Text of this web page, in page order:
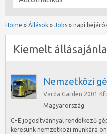
Home » Állások » Jobs » napi
Kiemelt
Nemzetközi
Varda Garden 2001
Magyarország
C+E jogosítvánnyal rendelkező
keresünk nemzetközi munkára